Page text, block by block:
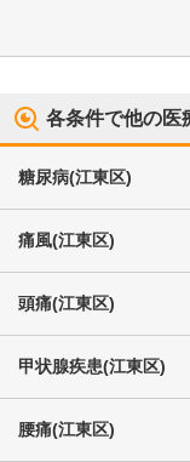
各条件で他の医
糖尿病(江東区)
痛風(江東区)
頭痛(江東区)
甲状腺疾患(江東区)
腰痛(江東区)